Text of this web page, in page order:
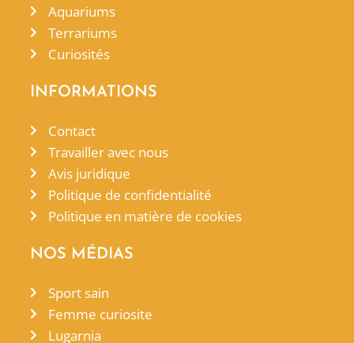
Aquariums
Terrariums
Curiosités
INFORMATIONS
Contact
Travailler avec nous
Avis juridique
Politique de confidentialité
Politique en matière de cookies
NOS MÉDIAS
Sport sain
Femme curiosite
Lugarnia